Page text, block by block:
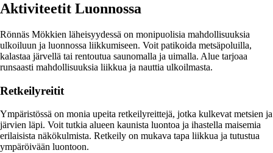
Aktiviteetit Luonnossa
Rönnäs Mökkien läheisyydessä on monipuolisia mahdollisuuksia
ulkoiluun ja luonnossa liikkumiseen. Voit patikoida metsäpoluilla,
kalastaa järvellä tai rentoutua saunomalla ja uimalla. Alue tarjoaa
runsaasti mahdollisuuksia liikkua ja nauttia ulkoilmasta.
Retkeilyreitit
Ympäristössä on monia upeita retkeilyreittejä, jotka kulkevat metsien ja
järvien läpi. Voit tutkia alueen kaunista luontoa ja ihastella maisemia
erilaisista näkökulmista. Retkeily on mukava tapa liikkua ja tutustua
ympäröivään luontoon.